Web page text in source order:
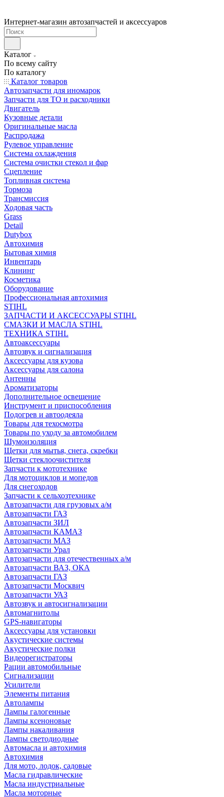
Интернет-магазин автозапчастей и аксессуаров
Каталог
По всему сайту
По каталогу
Каталог товаров
Автозапчасти для иномарок
Запчасти для ТО и расходники
Двигатель
Кузовные детали
Оригинальные масла
Распродажа
Рулевое управление
Система охлаждения
Система очистки стекол и фар
Сцепление
Топливная система
Тормоза
Трансмиссия
Ходовая часть
Grass
Detail
Dutybox
Автохимия
Бытовая химия
Инвентарь
Клининг
Косметика
Оборудование
Профессиональная автохимия
STIHL
ЗАПЧАСТИ И АКСЕССУАРЫ STIHL
СМАЗКИ И МАСЛА STIHL
ТЕХНИКА STIHL
Автоаксессуары
Автозвук и сигнализация
Аксессуары для кузова
Аксессуары для салона
Антенны
Ароматизаторы
Дополнительное освещение
Инструмент и приспособления
Подогрев и автоодеяла
Товары для техосмотра
Товары по уходу за автомобилем
Шумоизоляция
Щетки для мытья, снега, скребки
Щетки стеклоочистителя
Запчасти к мототехнике
Для мотоциклов и мопедов
Для снегоходов
Запчасти к сельхозтехнике
Автозапчасти для грузовых а/м
Автозапчасти ГАЗ
Автозапчасти ЗИЛ
Автозапчасти КАМАЗ
Автозапчасти МАЗ
Автозапчасти Урал
Автозапчасти для отечественных а/м
Автозапчасти ВАЗ, ОКА
Автозапчасти ГАЗ
Автозапчасти Москвич
Автозапчасти УАЗ
Автозвук и автосигнализации
Автомагнитолы
GPS-навигаторы
Аксессуары для установки
Акустические системы
Акустические полки
Видеорегистраторы
Рации автомобильные
Сигнализации
Усилители
Элементы питания
Автолампы
Лампы галогенные
Лампы ксеноновые
Лампы накаливания
Лампы светодиодные
Автомасла и автохимия
Автохимия
Для мото, лодок, садовые
Масла гидравлические
Масла индустриальные
Масла моторные